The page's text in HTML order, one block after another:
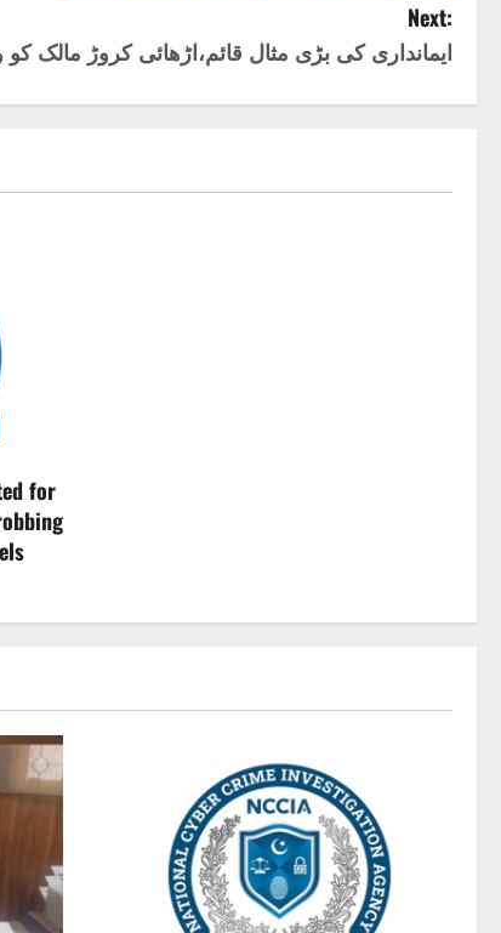
Next:
ایمانداری کی بڑی مثال قائم،اڑھائی کروڑ مالک
for